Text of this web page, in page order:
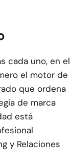
cada uno, en el
el motor de
que ordena
de marca
está
y Relaciones